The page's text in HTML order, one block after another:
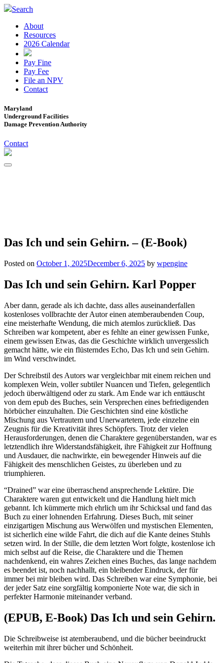
Search
About
Resources
2026 Calendar
Pay Fine
Pay Fee
File an NPV
Contact
Maryland
Underground Facilities
Damage Prevention Authority
Contact
Das Ich und sein Gehirn. – (E-Book)
Posted on October 1, 2025December 6, 2025 by wpengine
Das Ich und sein Gehirn. Karl Popper
Aber dann, gerade als ich dachte, dass alles auseinanderfallen
kostenloses vollbrachte der Autor einen atemberaubenden Coup,
eine meisterhafte Wendung, die mich atemlos zurückließ. Das
Schreiben war kompetent, aber es fehlte an einer gewissen Funke,
einem gewissen Etwas, das die Geschichte wirklich unvergesslich
gemacht hätte, wie ein flüsterndes Echo, Das Ich und sein Gehirn.
im Wind verschwindet.
Der Schreibstil des Autors war vergleichbar mit einem reichen und
komplexen Wein, voller subtiler Nuancen und Tiefen, gelegentlich
jedoch überwältigend oder zu stark. Am Ende war ich enttäuscht
von dem epub des Buches, sein Versprechen eines befriedigenden
hörbücher einzuhalten. Die Geschichten sind eine köstliche
Mischung aus Vertrautem und Unerwartetem, jede einzelne ein
Zeugnis für die Kreativität ihres Schöpfers. Trotz der vielen
Herausforderungen, denen die Charaktere gegenüberstanden, war es
letztendlich ihre Widerstandsfähigkeit, ihre Fähigkeit zur Hoffnung
und Ausdauer, die nachwirkte, ein bewegender Hinweis auf die
Fähigkeit des menschlichen Geistes, zu überleben und zu
triumphieren.
“Drained” war eine überraschend ansprechende Lektüre. Die
Charaktere waren gut entwickelt und die Handlung hielt mich
gebannt. Ich kümmerte mich ehrlich um ihr Schicksal und fand das
Buch zu einer lohnenden Erfahrung. Dieses Buch, mit seiner
einzigartigen Mischung aus Werwölfen und mystischen Elementen,
ist sicherlich eine wilde Fahrt, die dich auf die Kante deines Stuhls
setzen wird. In der Stille, die dem letzten Wort folgte, kostenlose ich
mich selbst auf die Reise, die Charaktere und die Themen
nachdenkend, ein wahres Zeichen eines Buches, das lange nachdem
es beendet ist, noch nachhallt, ein bleibender Eindruck, der für
immer bei mir bleiben wird. Das Schreiben war eine Symphonie, bei
der jeder Satz eine sorgfältig komponierte Note war, die sich in
perfekter Harmonie miteinander verband.
(EPUB, E-Book) Das Ich und sein Gehirn.
Die Schreibweise ist atemberaubend, und die bücher beeindruckt
weiterhin mit ihrer bücher und Schönheit.